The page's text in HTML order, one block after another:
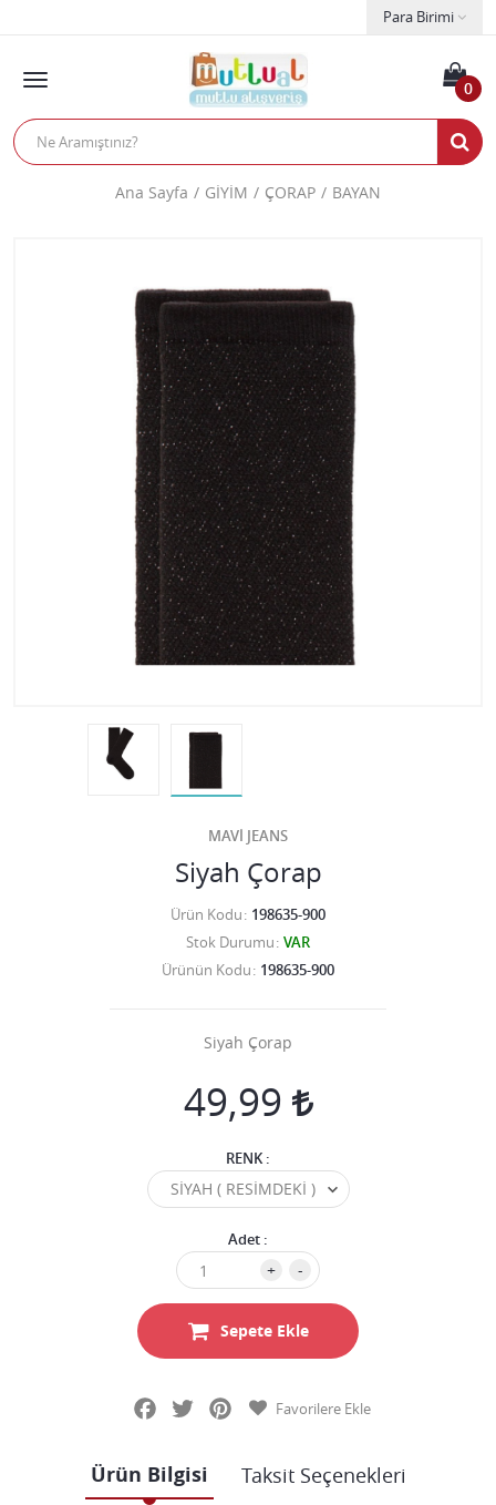
Para Birimi
0
Ana Sayfa GİYİM ÇORAP BAYAN
MAVİ JEANS
Siyah Çorap
Ürün Kodu 198635-900
Stok Durumu VAR
Ürünün Kodu 198635-900
Siyah Çorap
49,99
RENK :
Adet :
+ -
Sepete Ekle
FacebookTwitterPinterestFavorilere Ekle
Ürün Bilgisi
Taksit Seçenekleri